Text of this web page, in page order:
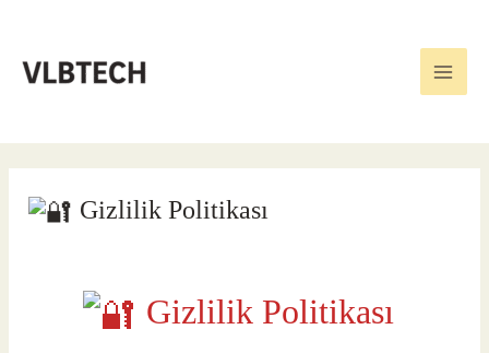
Gizlilik Politikası
Gizlilik Politikası